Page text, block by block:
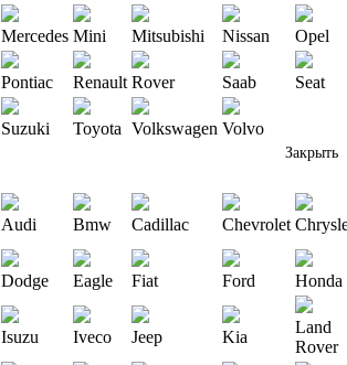
Mercedes Mini Mitsubishi Nissan Opel
Pontiac Renault Rover Saab Seat
Suzuki Toyota Volkswagen Volvo
Закрыть
Audi Bmw Cadillac Chevrolet
Dodge Eagle Fiat Ford Honda
Isuzu Iveco Jeep Kia
Land
Rover